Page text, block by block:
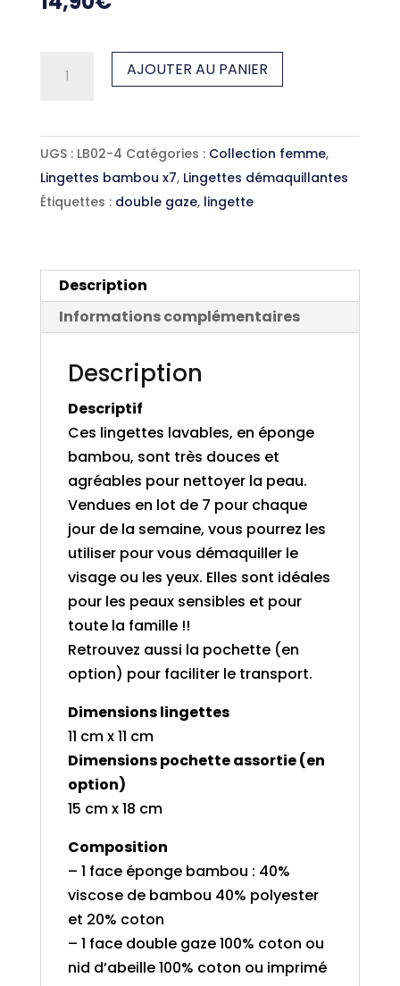
démaquillantes
Paille
x7
AJOUTER AU PANIER
UGS : LB02-4 Catégories : Collection femme,
Lingettes bambou x7, Lingettes démaquillantes
Étiquettes : double gaze, lingette
Description
Informations complémentaires
Description
Descriptif
Ces lingettes lavables, en éponge
bambou, sont très douces et
agréables pour nettoyer la peau.
Vendues en lot de 7 pour chaque
jour de la semaine, vous pourrez les
utiliser pour vous démaquiller le
visage ou les yeux. Elles sont idéales
pour les peaux sensibles et pour
toute la famille !!
Retrouvez aussi la pochette (en
option) pour faciliter le transport.
Dimensions lingettes
11 cm x 11 cm
Dimensions pochette assortie (en
option)
15 cm x 18 cm
Composition
– 1 face éponge bambou : 40%
viscose de bambou 40% polyester
et 20% coton
– 1 face double gaze 100% coton ou
nid d’abeille 100% coton ou imprimé